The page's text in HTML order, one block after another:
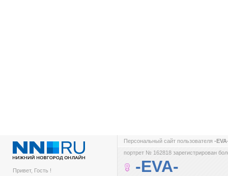
Привет, Гость !
Персональный сайт пользователя -
портрет № 162818 зарегистрирован
-EVA-